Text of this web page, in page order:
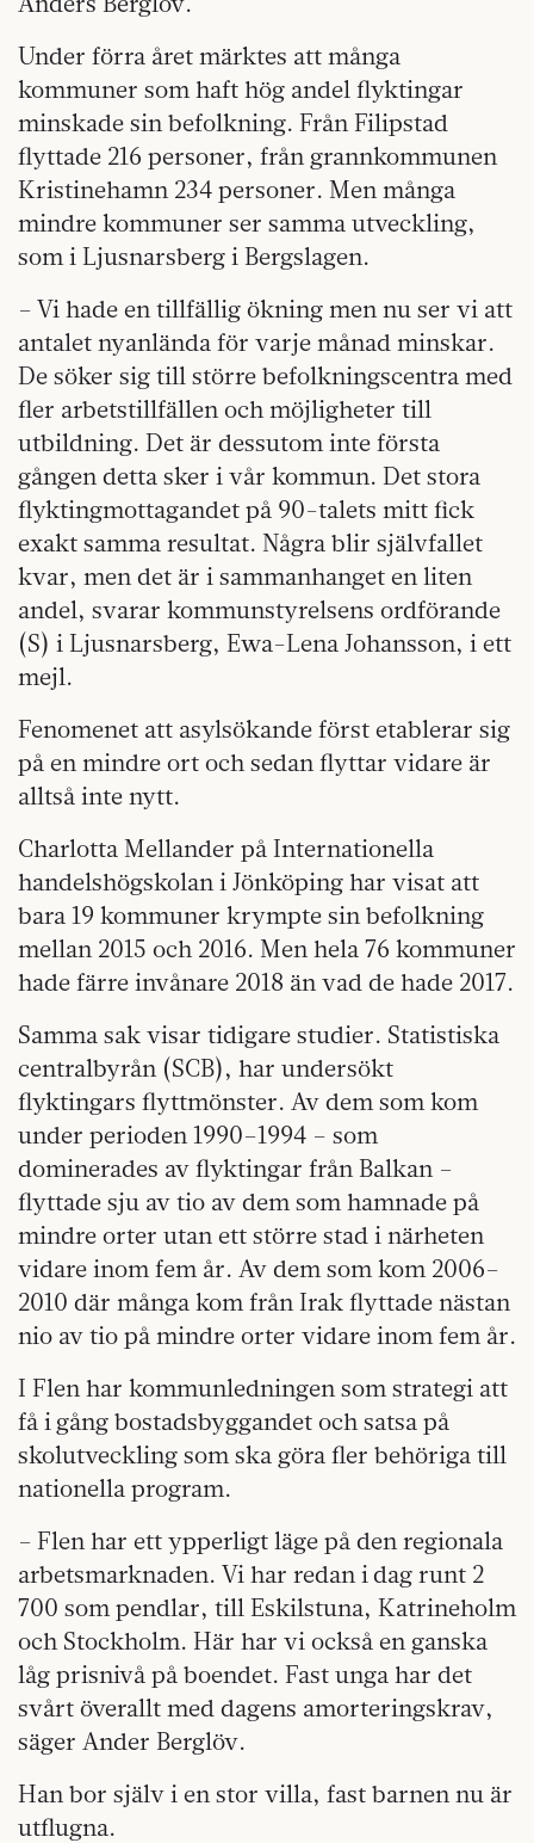
Under förra året märktes att många
kommuner som haft hög andel flyktingar
minskade sin befolkning. Från Filipstad
flyttade 216 personer, från grannkommunen
Kristinehamn 234 personer. Men många
mindre kommuner ser samma utveckling,
som i Ljusnarsberg i Bergslagen.
– Vi hade en tillfällig ökning men nu ser vi att
antalet nyanlända för varje månad minskar.
De söker sig till större befolkningscentra med
fler arbetstillfällen och möjligheter till
utbildning. Det är dessutom inte första
gången detta sker i vår kommun. Det stora
flyktingmottagandet på 90-talets mitt fick
exakt samma resultat. Några blir självfallet
kvar, men det är i sammanhanget en liten
andel, svarar kommunstyrelsens ordförande
(S) i Ljusnarsberg, Ewa-Lena Johansson, i ett
mejl.
Fenomenet att asylsökande först etablerar sig
på en mindre ort och sedan flyttar vidare är
alltså inte nytt.
Charlotta Mellander på Internationella
handelshögskolan i Jönköping har visat att
bara 19 kommuner krympte sin befolkning
mellan 2015 och 2016. Men hela 76 kommuner
hade färre invånare 2018 än vad de hade 2017.
Samma sak visar tidigare studier. Statistiska
centralbyrån (SCB), har undersökt
flyktingars flyttmönster. Av dem som kom
under perioden 1990–1994 – som
dominerades av flyktingar från Balkan –
flyttade sju av tio av dem som hamnade på
mindre orter utan ett större stad i närheten
vidare inom fem år. Av dem som kom 2006–
2010 där många kom från Irak flyttade nästan
nio av tio på mindre orter vidare inom fem år.
I Flen har kommunledningen som strategi att
få i gång bostadsbyggandet och satsa på
skolutveckling som ska göra fler behöriga till
nationella program.
– Flen har ett ypperligt läge på den regionala
arbetsmarknaden. Vi har redan i dag runt 2
700 som pendlar, till Eskilstuna, Katrineholm
och Stockholm. Här har vi också en ganska
låg prisnivå på boendet. Fast unga har det
svårt överallt med dagens amorteringskrav,
säger Ander Berglöv.
Han bor själv i en stor villa, fast barnen nu är
utflugna.